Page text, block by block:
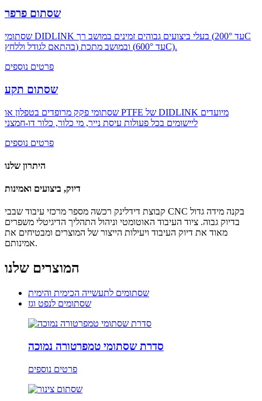
שסתום פרפר
שסתומי DIDLINK בעלי ביצועים גבוהים זמינים במושב רך (עד 200°C
בהתאם לגודל וללחץ) ובמושב מתכת (עד 600°C).
פרטים נוספים
שסתום תקע
שסתומי פקק מרופדים בטפלון או PTFE של DIDLINK מיועדים
ליישומים בכל פעולות עיסת נייר, מי כלור, כלור דו-חמצני
פרטים נוספים
היתרון שלנו
דיוק, ביצועים ואמינות
קבוצת דידלינק רכשה מספר מרכזי עיבוד שבבי CNC בקנה מידה גדול
בדיוק גבוה. ציוד העיבוד האוטומטי וניהול התהליך הדיגיטלי משפרים
מאוד את דיוק העיבוד ויעילות הייצור של המוצרים ומבטיחים את
אמינותם.
המוצרים שלנו
שסתומים לתעשייה הכימית והימית
שסתומים לנפט וגז
סדרת שסתומי טמפרטורה נמוכה
פרטים נוספים